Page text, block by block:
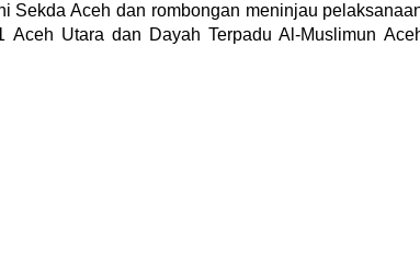
Sekda Aceh dan rombongan meninjau
Utara dan Dayah Terpadu Al-Muslimun